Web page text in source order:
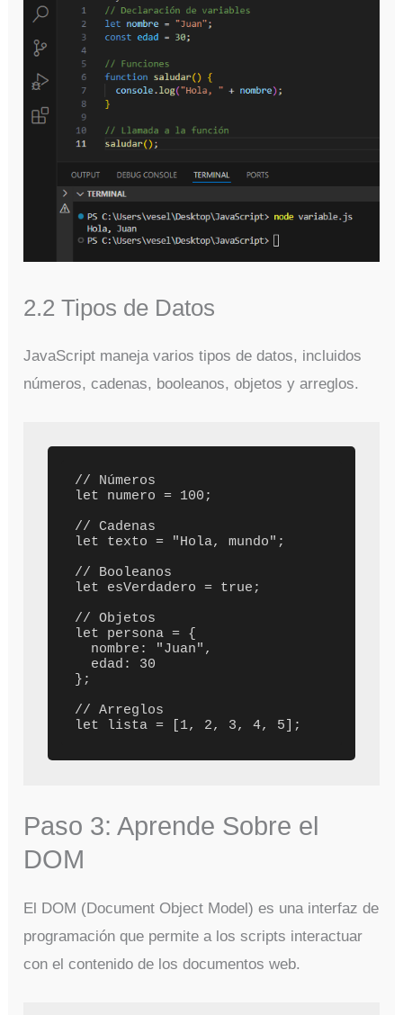
2.2 Tipos de Datos
JavaScript maneja varios tipos de datos, incluidos
números, cadenas, booleanos, objetos y arreglos.
// Números
let numero = 100;
// Cadenas
let texto = "Hola, mundo";
// Booleanos
let esVerdadero = true;
// Objetos
let persona = {
};
// Arreglos
Paso 3: Aprende Sobre el
DOM
El DOM (Document Object Model) es una interfaz de
programación que permite a los scripts interactuar
con el contenido de los documentos web.